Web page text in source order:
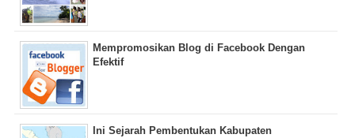
Mempromosikan Blog di Facebook Dengan
Efektif
Ini Sejarah Pembentukan Kabupaten